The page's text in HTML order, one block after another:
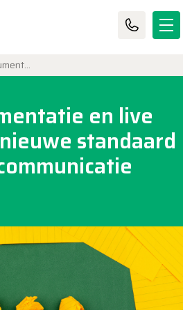
in klantcommunicatie
en live
standaard